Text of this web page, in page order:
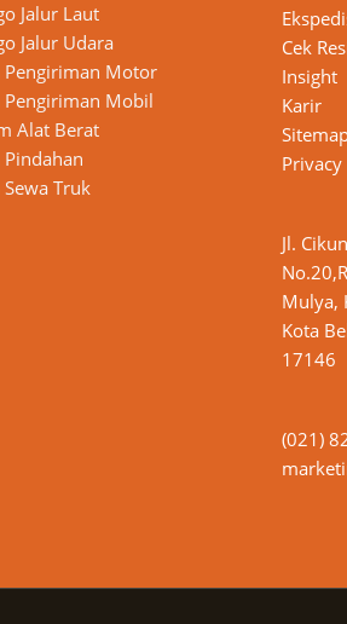
Jalur Laut
Jalur Udara
Pengiriman Motor
Pengiriman Mobil
Alat Berat
Pindahan
Sewa Truk
Cek
Insight
Karir
Jl.
Mulya,
Kota
17146
(021)